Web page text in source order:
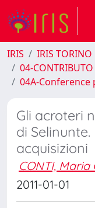
IRIS
IRIS TORINO
04-
04A-
Gli acroteri
di
acquisizioni
CONTI, Maria
2011-01-01